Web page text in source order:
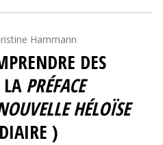
Hammann
DES
LAPRÉFACE
HÉLOÏSE
)